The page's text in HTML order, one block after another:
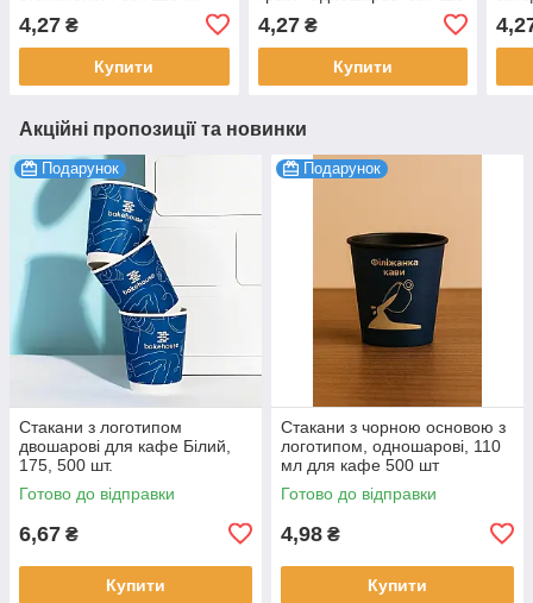
4,27 ₴
Купити
4,27₴
Купити
Акційні пропозиції та новинки
Подарунок
Стакани з логотипом
двошарові для кафе Білий,
175, 500 шт.
Готово до відправки
6,67 ₴
Купити
Подарунок
Стакани з чорною основою з
логотипом, одношарові, 110
мл для кафе 500 шт
Готово до відправки
4,98 ₴
Купити